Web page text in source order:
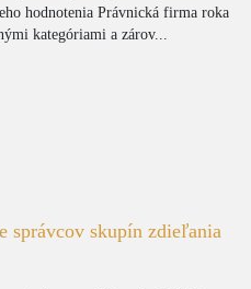
hodnotenia Právnická firma roka
kategóriami a zárov...
správcov skupín zdieľania